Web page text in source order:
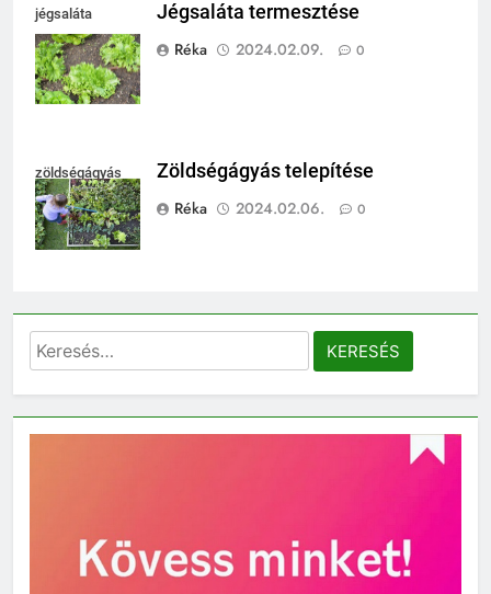
jégsaláta
termesztése
Jégsaláta termesztése
Réka
2024.02.09. 0
zöldségágyás
Zöldségágyás telepítése
Réka
2024.02.06. 0
Keresés: